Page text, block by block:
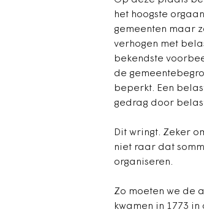
het hoogste
gemeenten maar
verhogen met
bekendste
de
beperkt. Een
gedrag door
Dit wringt. Zeker
niet raar dat
organiseren.
Zo moeten we de
kwamen in 1773